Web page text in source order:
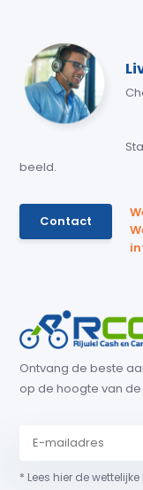
beeld.
Contact
Ontvang de beste
op de hoogte van
* Lees hier de